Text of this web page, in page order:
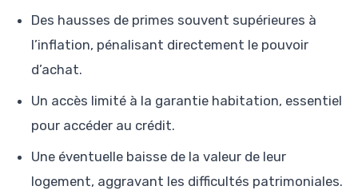
Des hausses de primes souvent supérieures à
l’inflation, pénalisant directement le pouvoir
d’achat.
Un accès limité à la garantie habitation, essentiel
pour accéder au crédit.
Une éventuelle baisse de la valeur de leur
logement, aggravant les difficultés patrimoniales.